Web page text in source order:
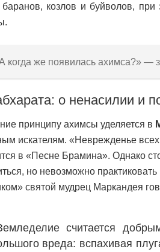
баранов, козлов и буйволов,
когда же появилась ахимса?» —
о ненасилии и
принципу ахимсы уделяется в
искателям. «Неврежденье
в «Песне Брамина». Однако
но невозможно
святой мудрец Маркандея
считается
вреда: вспахивая